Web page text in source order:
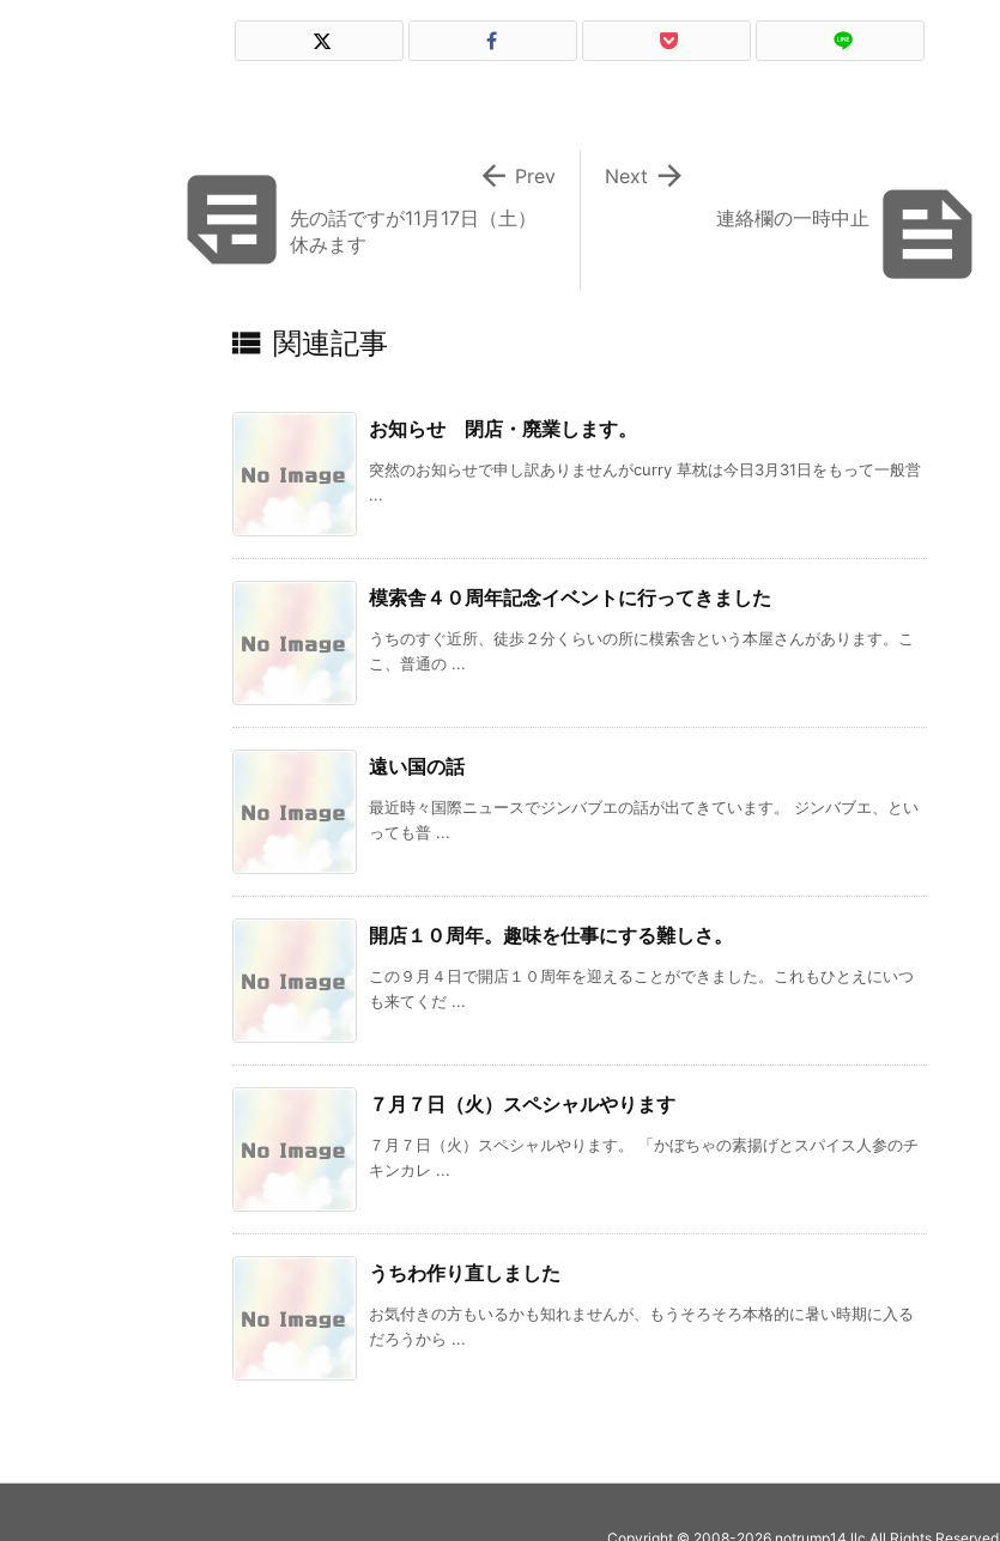

連絡欄の一時中止

Next
先の話ですが11月17日（土）
休みます
 Prev
 関連記事
お知らせ 閉店・廃業します。
突然のお知らせで申し訳ありませんがcurry 草枕は今日3月31日をもって一般営
...
模索舎４０周年記念イベントに行ってきました
うちのすぐ近所、徒歩２分くらいの所に模索舎という本屋さんがあります。こ
こ、普通の ...
遠い国の話
最近時々国際ニュースでジンバブエの話が出てきています。 ジンバブエ、とい
っても普 ...
開店１０周年。趣味を仕事にする難しさ。
この９月４日で開店１０周年を迎えることができました。これもひとえにいつ
も来てくだ ...
７月７日（火）スペシャルやります
７月７日（火）スペシャルやります。 「かぼちゃの素揚げとスパイス人参のチ
キンカレ ...
うちわ作り直しました
お気付きの方もいるかも知れませんが、もうそろそろ本格的に暑い時期に入る
だろうから ...